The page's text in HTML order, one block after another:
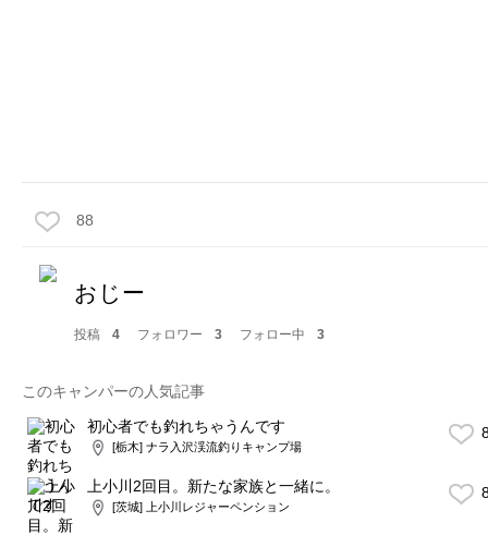
88
おじー
投稿 4 フォロワー 3 フォロー中 3
このキャンパーの人気記事
初心者でも釣れちゃうんです
[栃木] ナラ入沢渓流釣りキャンプ場
上小川2回目。新たな家族と一緒に。
[茨城] 上小川レジャーペンション